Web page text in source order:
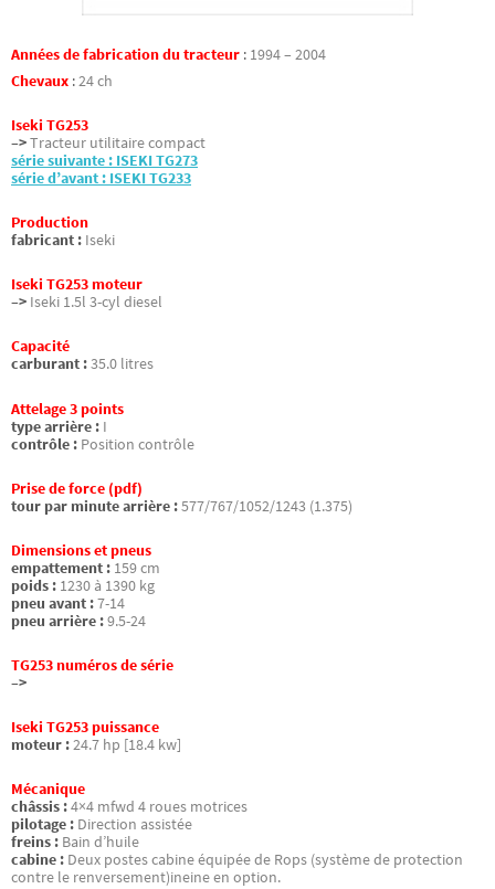
Années de fabrication du tracteur : 1994 – 2004
Chevaux :24 ch
Iseki TG253
–>Tracteur utilitaire compact
série suivante : ISEKI TG273
série d’avant : ISEKI TG233
Production
fabricant : Iseki
Iseki TG253 moteur
–> Iseki 1.5l 3-cyl diesel
Capacité
carburant :35.0 litres
Attelage 3 points
type arrière : I
contrôle : Position contrôle
Prise de force (pdf)
tour par minute arrière :577/767/1052/1243 (1.375)
Dimensions et pneus
empattement : 159 cm
poids : 1230 à 1390 kg
pneu avant :7-14
pneu arrière :9.5-24
TG253 numéros de série
–>
Iseki TG253 puissance
moteur :24.7 hp [18.4 kw]
Mécanique
châssis :4×4 mfwd 4 roues motrices
pilotage : Direction assistée
freins : Bain d’huile
cabine : Deux postes cabine équipée de Rops (système de protection
contre le renversement)ineine en option.